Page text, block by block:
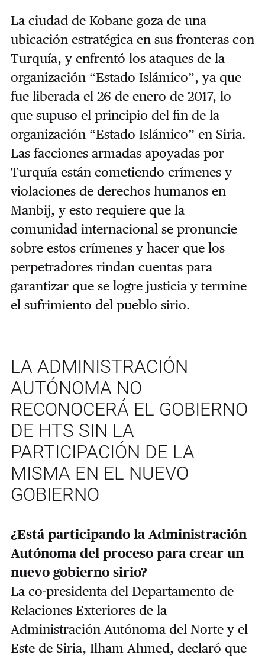
La ciudad de Kobane goza de una
ubicación estratégica en sus fronteras con
Turquía, y enfrentó los ataques de la
organización “Estado Islámico”, ya que
fue liberada el 26 de enero de 2017, lo
que supuso el principio del fin de la
organización “Estado Islámico” en Siria.
Las facciones armadas apoyadas por
Turquía están cometiendo crímenes y
violaciones de derechos humanos en
Manbij, y esto requiere que la
comunidad internacional se pronuncie
sobre estos crímenes y hacer que los
perpetradores rindan cuentas para
garantizar que se logre justicia y termine
el sufrimiento del pueblo sirio.
LA ADMINISTRACIÓN
AUTÓNOMA NO
RECONOCERÁ EL GOBIERNO
DE HTS SIN LA
PARTICIPACIÓN DE LA
MISMA EN EL NUEVO
GOBIERNO
¿Está participando la Administración
Autónoma del proceso para crear un
nuevo gobierno sirio?
La co-presidenta del Departamento de
Relaciones Exteriores de la
Administración Autónoma del Norte y el
Este de Siria, Ilham Ahmed, declaró que